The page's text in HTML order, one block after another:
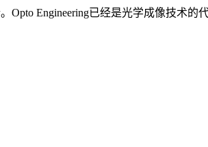
Engineering已经是光学成像技术的